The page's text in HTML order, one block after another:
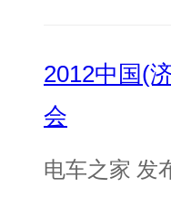
2012中国(
会
电车之家 发